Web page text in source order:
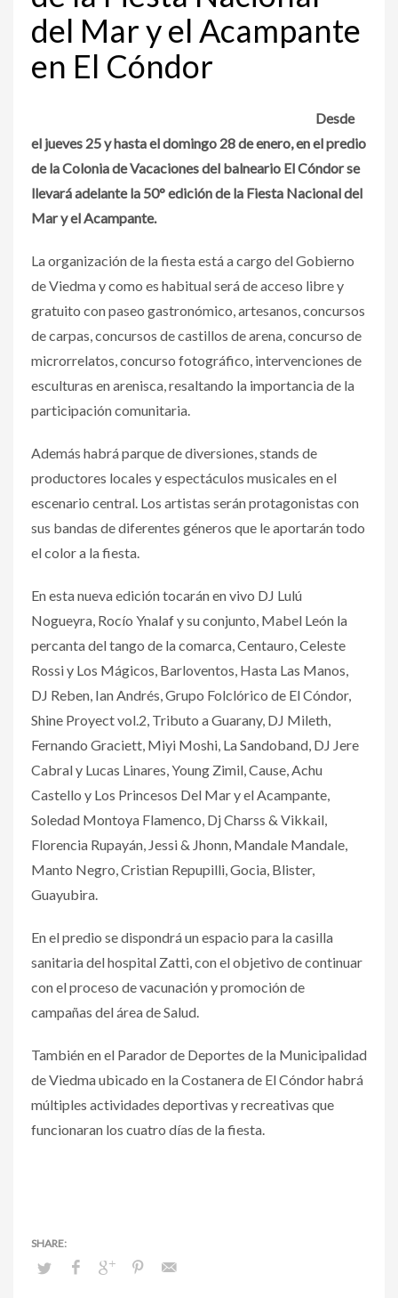
del Mar y el Acampante
en El Cóndor
Desde
el jueves 25 y hasta el domingo 28 de enero, en el predio
de la Colonia de Vacaciones del balneario El Cóndor se
llevará adelante la 50° edición de la Fiesta Nacional del
Mar y el Acampante.
La organización de la fiesta está a cargo del Gobierno
de Viedma y como es habitual será de acceso libre y
gratuito con paseo gastronómico, artesanos, concursos
de carpas, concursos de castillos de arena, concurso de
microrrelatos, concurso fotográfico, intervenciones de
esculturas en arenisca, resaltando la importancia de la
participación comunitaria.
Además habrá parque de diversiones, stands de
productores locales y espectáculos musicales en el
escenario central. Los artistas serán protagonistas con
sus bandas de diferentes géneros que le aportarán todo
el color a la fiesta.
En esta nueva edición tocarán en vivo DJ Lulú
Nogueyra, Rocío Ynalaf y su conjunto, Mabel León la
percanta del tango de la comarca, Centauro, Celeste
Rossi y Los Mágicos, Barloventos, Hasta Las Manos,
DJ Reben, Ian Andrés, Grupo Folclórico de El Cóndor,
Shine Proyect vol.2, Tributo a Guarany, DJ Mileth,
Fernando Graciett, Miyi Moshi, La Sandoband, DJ Jere
Cabral y Lucas Linares, Young Zimil, Cause, Achu
Castello y Los Princesos Del Mar y el Acampante,
Soledad Montoya Flamenco, Dj Charss & Vikkail,
Florencia Rupayán, Jessi & Jhonn, Mandale Mandale,
Manto Negro, Cristian Repupilli, Gocia, Blister,
Guayubira.
En el predio se dispondrá un espacio para la casilla
sanitaria del hospital Zatti, con el objetivo de continuar
con el proceso de vacunación y promoción de
campañas del área de Salud.
También en el Parador de Deportes de la Municipalidad
de Viedma ubicado en la Costanera de El Cóndor habrá
múltiples actividades deportivas y recreativas que
funcionaran los cuatro días de la fiesta.